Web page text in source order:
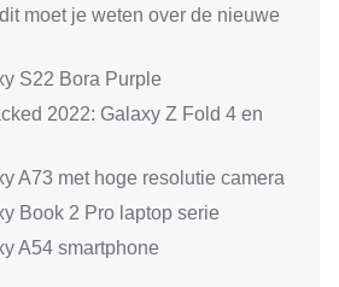
moet je weten over de nieuwe
S22 Bora Purple
2022: Galaxy Z Fold 4 en
A73 met hoge resolutie camera
Book 2 Pro laptop serie
A54 smartphone